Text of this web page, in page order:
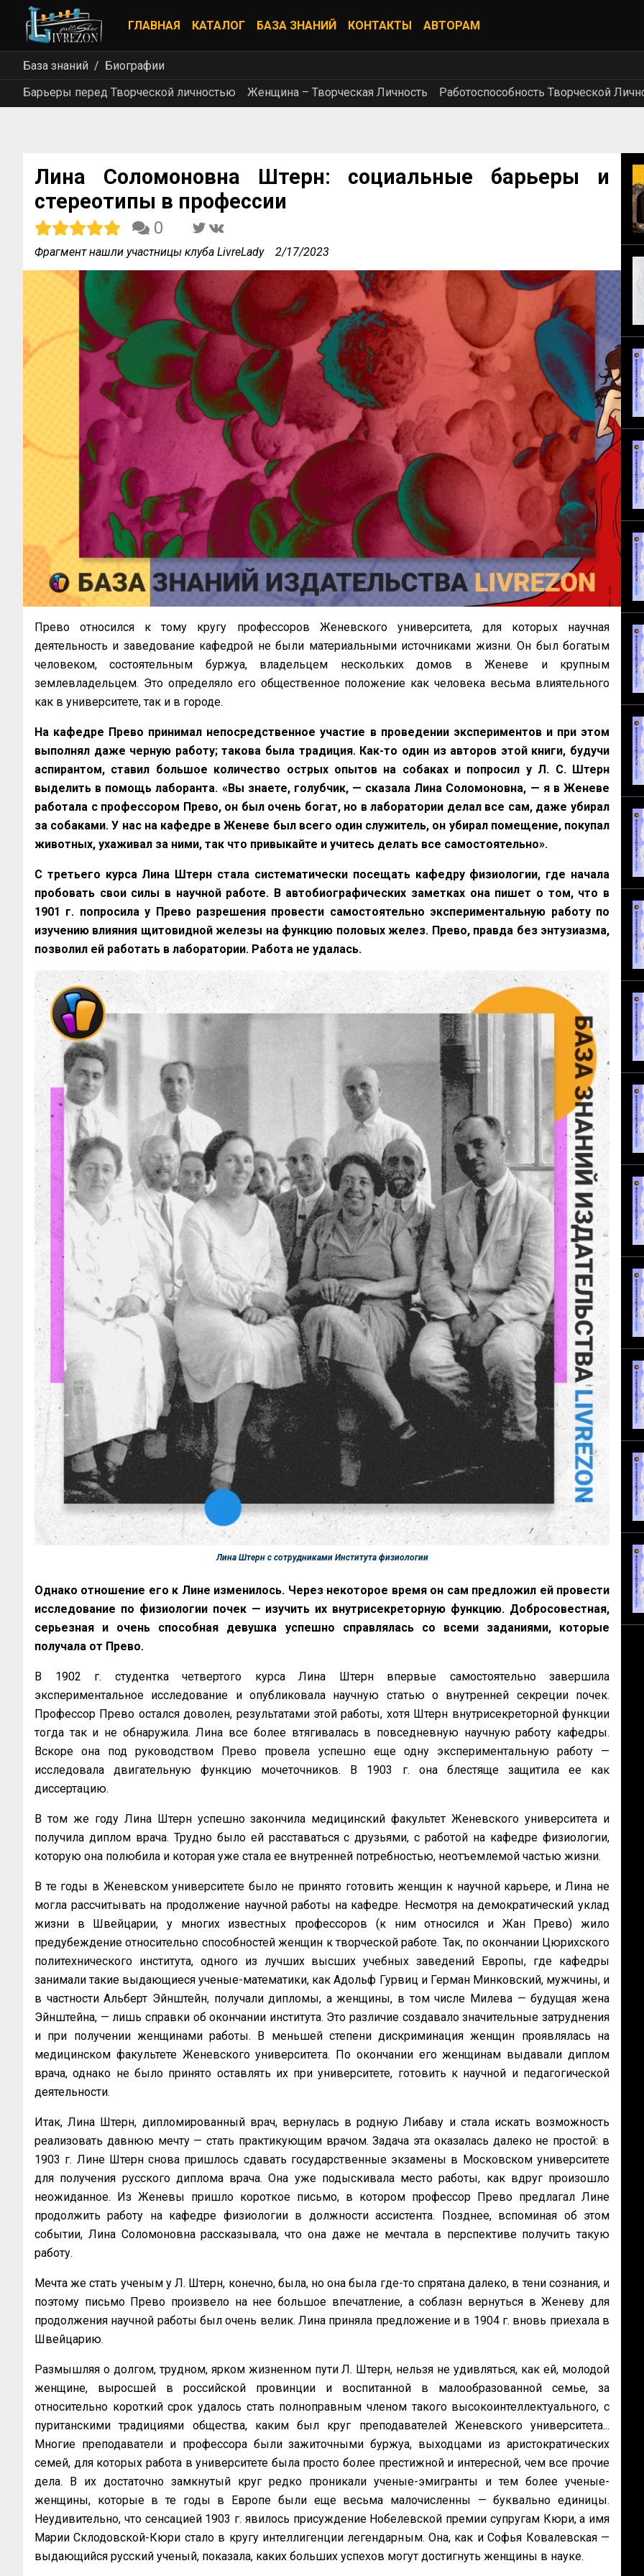
ГЛАВНАЯ КАТАЛОГ БАЗА ЗНАНИЙ КОНТАКТЫ АВТОРАМ
База знаний
Биографии
Барьеры перед Творческой личностью
Женщина – Творческая Личность Работоспособность Творческой
Лина Соломоновна Штерн: социальные барьеры и
стереотипы в профессии
0
Фрагмент нашли участницы клуба LivreLady 2/17/2023
Прево относился к тому кругу профессоров Женевского университета, для которых научная
деятельность и заведование кафедрой не были материальными источниками жизни. Он был богатым
человеком, состоятельным буржуа, владельцем нескольких домов в Женеве и крупным
землевладельцем. Это определяло его общественное положение как человека весьма влиятельного
как в университете, так и в городе.
На кафедре Прево принимал непосредственное участие в проведении экспериментов и при этом
выполнял даже черную работу; такова была традиция. Как-то один из авторов этой книги, будучи
аспирантом, ставил большое количество острых опытов на собаках и попросил у Л. С. Штерн
выделить в помощь лаборанта. «Вы знаете, голубчик, — сказала Лина Соломоновна, — я в Женеве
работала с профессором Прево, он был очень богат, но в лаборатории делал все сам, даже убирал
за собаками. У нас на кафедре в Женеве был всего один служитель, он убирал помещение, покупал
животных, ухаживал за ними, так что привыкайте и учитесь делать все самостоятельно».
С третьего курса Лина Штерн стала систематически посещать кафедру физиологии, где начала
пробовать свои силы в научной работе. В автобиографических заметках она пишет о том, что в
1901 г. попросила у Прево разрешения провести самостоятельно экспериментальную работу по
изучению влияния щитовидной железы на функцию половых желез. Прево, правда без энтузиазма,
позволил ей работать в лаборатории. Работа не удалась.
Лина Штерн с сотрудниками Института физиологии
Однако отношение его к Лине изменилось. Через некоторое время он сам предложил ей провести
исследование по физиологии почек — изучить их внутрисекреторную функцию. Добросовестная,
серьезная и очень способная девушка успешно справлялась со всеми заданиями, которые
получала от Прево.
В 1902 г. студентка четвертого курса Лина Штерн впервые самостоятельно завершила
экспериментальное исследование и опубликовала научную статью о внутренней секреции почек.
Профессор Прево остался доволен, результатами этой работы, хотя Штерн внутрисекреторной функции
тогда так и не обнаружила. Лина все более втягивалась в повседневную научную работу кафедры.
Вскоре она под руководством Прево провела успешно еще одну экспериментальную работу —
исследовала двигательную функцию мочеточников. В 1903 г. она блестяще защитила ее как
диссертацию.
В том же году Лина Штерн успешно закончила медицинский факультет Женевского университета и
получила диплом врача. Трудно было ей расставаться с друзьями, с работой на кафедре физиологии,
которую она полюбила и которая уже стала ее внутренней потребностью, неотъемлемой частью жизни.
В те годы в Женевском университете было не принято готовить женщин к научной карьере, и Лина не
могла рассчитывать на продолжение научной работы на кафедре. Несмотря на демократический уклад
жизни в Швейцарии, у многих известных профессоров (к ним относился и Жан Прево) жило
предубеждение относительно способностей женщин к творческой работе. Так, по окончании Цюрихского
политехнического института, одного из лучших высших учебных заведений Европы, где кафедры
занимали такие выдающиеся ученые-математики, как Адольф Гурвиц и Герман Минковский, мужчины, и
в частности Альберт Эйнштейн, получали дипломы, а женщины, в том числе Милева — будущая жена
Эйнштейна, — лишь справки об окончании института. Это различие создавало значительные затруднения
и при получении женщинами работы. В меньшей степени дискриминация женщин проявлялась на
медицинском факультете Женевского университета. По окончании его женщинам выдавали диплом
врача, однако не было принято оставлять их при университете, готовить к научной и педагогической
деятельности.
Итак, Лина Штерн, дипломированный врач, вернулась в родную Либаву и стала искать возможность
реализовать давнюю мечту — стать практикующим врачом. Задача эта оказалась далеко не простой: в
1903 г. Лине Штерн снова пришлось сдавать государственные экзамены в Московском университете
для получения русского диплома врача. Она уже подыскивала место работы, как вдруг произошло
неожиданное. Из Женевы пришло короткое письмо, в котором профессор Прево предлагал Лине
продолжить работу на кафедре физиологии в должности ассистента. Позднее, вспоминая об этом
событии, Лина Соломоновна рассказывала, что она даже не мечтала в перспективе получить такую
работу.
Мечта же стать ученым у Л. Штерн, конечно, была, но она была где-то спрятана далеко, в тени сознания, и
поэтому письмо Прево произвело на нее большое впечатление, а соблазн вернуться в Женеву для
продолжения научной работы был очень велик. Лина приняла предложение и в 1904 г. вновь приехала в
Швейцарию.
Размышляя о долгом, трудном, ярком жизненном пути Л. Штерн, нельзя не удивляться, как ей, молодой
женщине, выросшей в российской провинции и воспитанной в малообразованной семье, за
относительно короткий срок удалось стать полноправным членом такого высокоинтеллектуального, с
пуританскими традициями общества, каким был круг преподавателей Женевского университета...
Многие преподаватели и профессора были зажиточными буржуа, выходцами из аристократических
семей, для которых работа в университете была просто более престижной и интересной, чем все прочие
дела. В их достаточно замкнутый круг редко проникали ученые-эмигранты и тем более ученые-
женщины, которые в те годы в Европе были еще весьма малочисленны — буквально единицы.
Неудивительно, что сенсацией 1903 г. явилось присуждение Нобелевской премии супругам Кюри, а имя
Марии Склодовской-Кюри стало в кругу интеллигенции легендарным. Она, как и Софья Ковалевская —
выдающийся русский ученый, показала, каких больших успехов могут достигнуть женщины в науке.